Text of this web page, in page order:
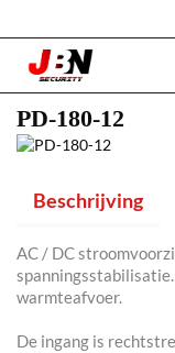
PD-180-12
Beschrijving
AC / DC
warmteafvoer.
De ingang is